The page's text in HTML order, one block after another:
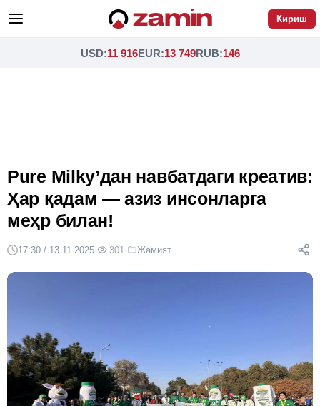
Кириш
USD:11 916EUR:13 749RUB:146
Pure Milky’дан навбатдаги креатив:
Ҳар қадам — азиз инсонларга
меҳр билан!
17:30 / 13.11.2025· 301 · Жамият